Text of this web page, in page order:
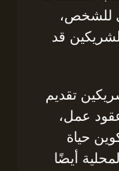
للشخص،
قد
تقديم
عقود عمل،
حياة
أيضًا